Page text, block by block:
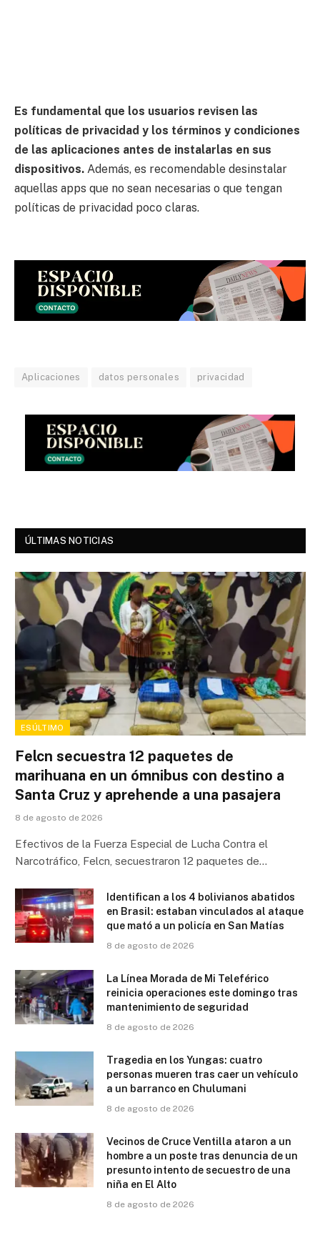
Es fundamental que los usuarios revisen las
políticas de privacidad y los términos y condiciones
de las aplicaciones antes de instalarlas en sus
dispositivos. Además, es recomendable desinstalar
aquellas apps que no sean necesarias o que tengan
políticas de privacidad poco claras.
Aplicaciones datos personales privacidad
ÚLTIMAS NOTICIAS
ESÚLTIMO
Felcn secuestra 12 paquetes de
marihuana en un ómnibus con destino a
Santa Cruz y aprehende a una pasajera
8 de agosto de 2026
Efectivos de la Fuerza Especial de Lucha Contra el
Narcotráfico, Felcn, secuestraron 12 paquetes de…
Identifican a los 4 bolivianos abatidos
en Brasil: estaban vinculados al ataque
que mató a un policía en San Matías
8 de agosto de 2026
La Línea Morada de Mi Teleférico
reinicia operaciones este domingo tras
mantenimiento de seguridad
8 de agosto de 2026
Tragedia en los Yungas: cuatro
personas mueren tras caer un vehículo
a un barranco en Chulumani
8 de agosto de 2026
Vecinos de Cruce Ventilla ataron a un
hombre a un poste tras denuncia de un
presunto intento de secuestro de una
niña en El Alto
8 de agosto de 2026